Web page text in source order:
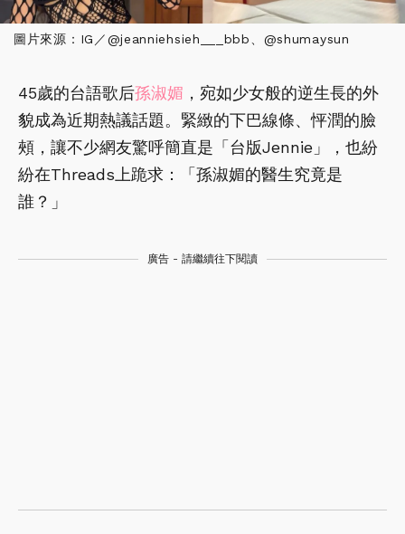
圖片來源：IG／@jeanniehsieh___bbb、@shumaysun
45歲的台語歌后孫淑媚 ，宛如少女般的逆生長的外
貌成為近期熱議話題。緊緻的下巴線條、怦潤的臉
頰，讓不少網友驚呼簡直是「台版Jennie」，也紛
紛在Threads上跪求：「孫淑媚的醫生究竟是
誰？」
廣告 - 請繼續往下閱讀